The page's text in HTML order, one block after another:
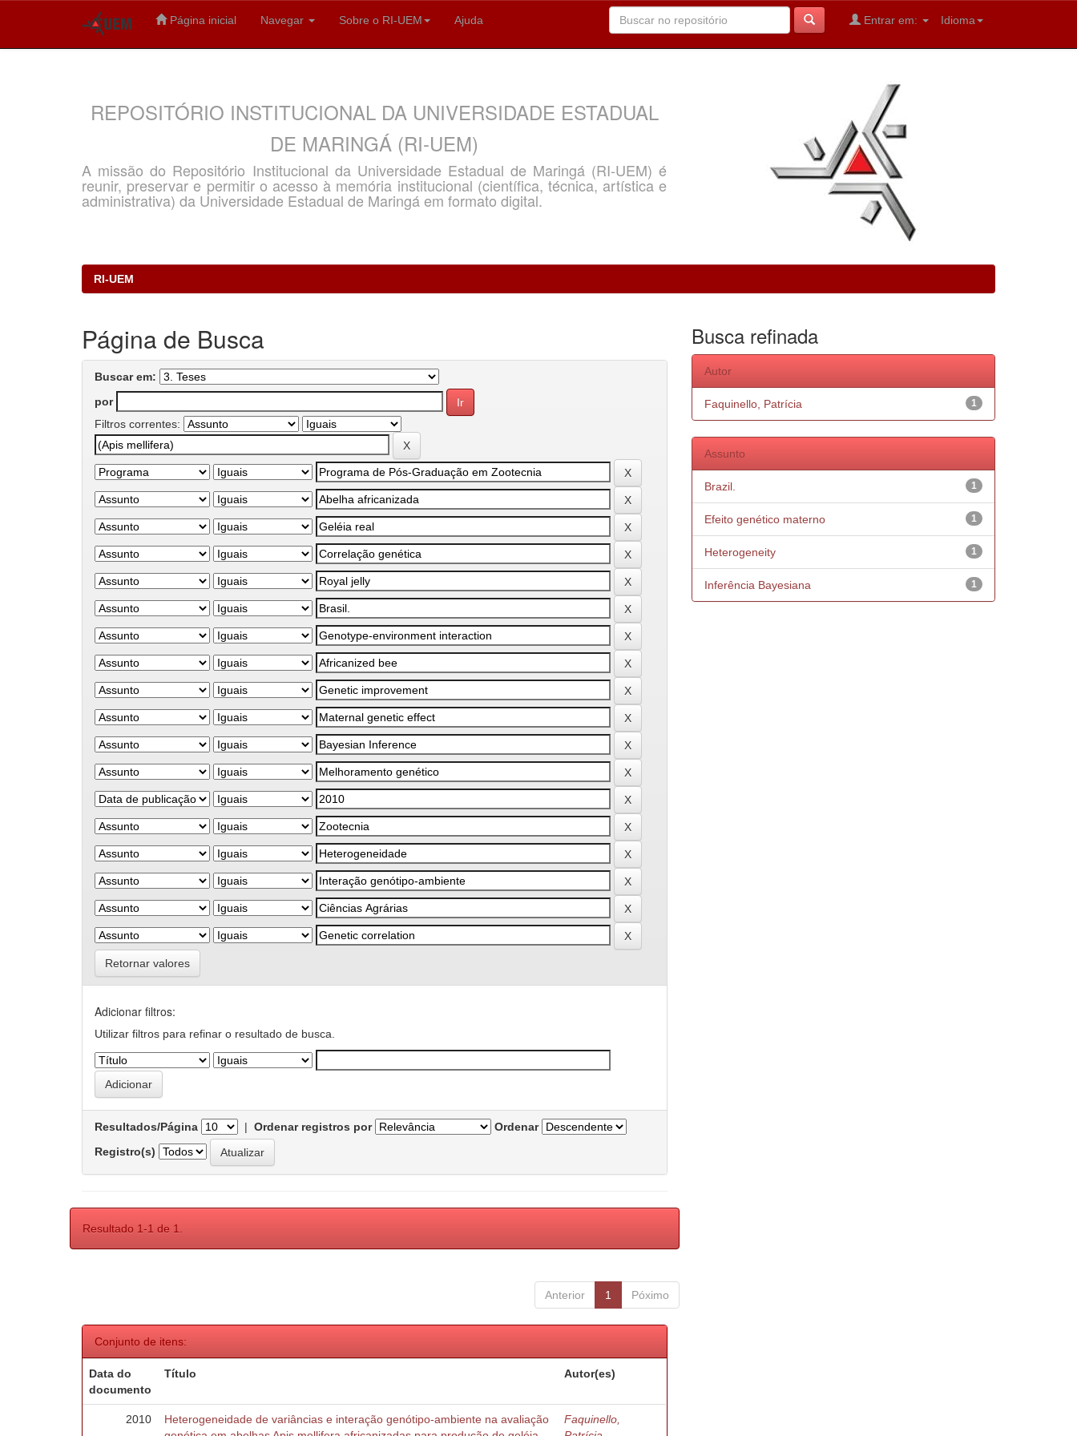
Página inicial Navegar Sobre o RI-UEM Ajuda Idioma
Entrar em:
REPOSITÓRIO INSTITUCIONAL DA UNIVERSIDADE ESTADUAL
DE MARINGÁ (RI-UEM)
A missão do Repositório Institucional da Universidade Estadual de Maringá (RI-UEM) é
reunir, preservar e permitir o acesso à memória institucional (científica, técnica, artística e
administrativa) da Universidade Estadual de Maringá em formato digital.
RI-UEM
Página de Busca
Buscar em:
por
Filtros correntes:
Retornar valores
Adicionar filtros:
Utilizar filtros para refinar o resultado de busca.
Resultados/Página | Ordenar registros por
Ordenar
Registro(s)
Resultado 1-1 de 1.
Anterior 1 Póximo
Conjunto de itens:
Data do
documento
Título Autor(es)
2010
Heterogeneidade de variâncias e interação genótipo-ambiente na avaliação
Faquinello,
Busca refinada
Autor
1
Faquinello, Patrícia
Assunto
1
Brazil.
1
Efeito genético materno
1
Heterogeneity
1
Inferência Bayesiana